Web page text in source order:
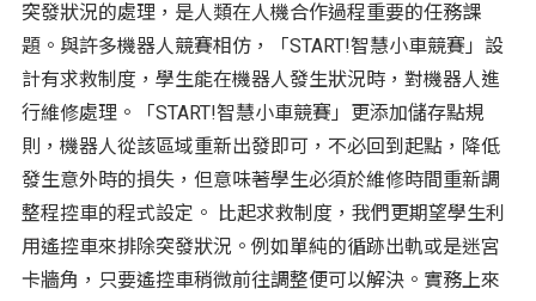
突發狀況的處理，是人類在人機合作過程重要的任務課
題。與許多機器人競賽相仿，「START!智慧小車競賽」設
計有求救制度，學生能在機器人發生狀況時，對機器人進
行維修處理。「START!智慧小車競賽」更添加儲存點規
則，機器人從該區域重新出發即可，不必回到起點，降低
發生意外時的損失，但意味著學生必須於維修時間重新調
整程控車的程式設定。 比起求救制度，我們更期望學生利
用遙控車來排除突發狀況。例如單純的循跡出軌或是迷宮
卡牆角，只要遙控車稍微前往調整便可以解決。實務上來